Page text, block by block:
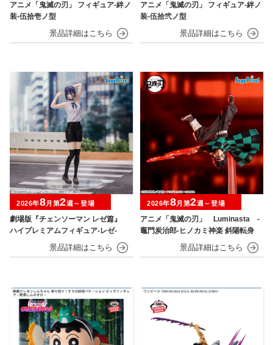
アニメ「鬼滅の刃」 フィギュア-絆ノ
装-伍拾壱ノ型
アニメ「鬼滅の刃」 フィギュア-絆ノ
装-伍拾弐ノ型
劇場版『チェンソーマン レゼ篇』
ハイプレミアムフィギュア‐レゼ‐
2026年8月第2週～登場
アニメ「鬼滅の刃」 Luminasta ‐
竈門炭治郎‐ヒノカミ神楽 斜陽転身
2026年8月第2週～登場